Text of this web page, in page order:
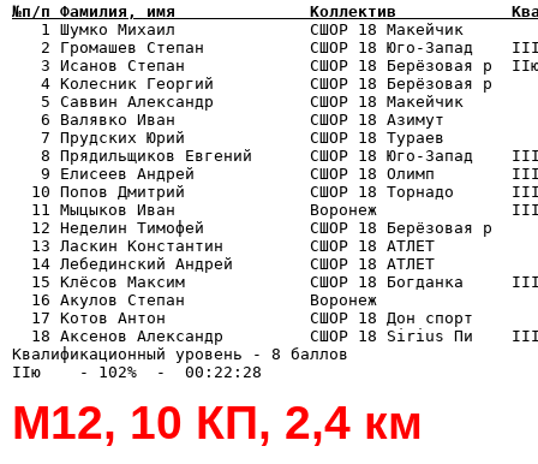
№п/п Фамилия, имя              Коллектив            Квал
1 Шумко Михаил              СШОР 18 Макейчик
2 Громашев Степан           СШОР 18 Юго-Запад
3 Исанов Степан             СШОР 18 Берёзовая р
4 Колесник Георгий          СШОР 18 Берёзовая р
5 Саввин Александр          СШОР 18 Макейчик
6 Валявко Иван              СШОР 18 Азимут
7 Прудских Юрий             СШОР 18 Тураев
8 Прядильщиков Евгений      СШОР 18 Юго-Запад
9 Елисеев Андрей            СШОР 18 Олимп
10 Попов Дмитрий             СШОР 18 Торнадо
11 Мыцыков Иван              Воронеж
12 Неделин Тимофей           СШОР 18 Берёзовая р
13 Ласкин Константин         СШОР 18 АТЛЕТ
14 Лебединский Андрей        СШОР 18 АТЛЕТ
15 Клёсов Максим             СШОР 18 Богданка
16 Акулов Степан             Воронеж
17 Котов Антон               СШОР 18 Дон
18 Аксенов Александр         СШОР 18
Квалификационный уровень - 8 баллов
М12, 10 КП, 2,4 км